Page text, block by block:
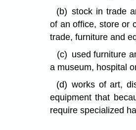
(b) stock in trade
of an office, store or
trade, furniture and
(c) used furniture
a museum, hospital
(d) works of art,
equipment that
require specialized